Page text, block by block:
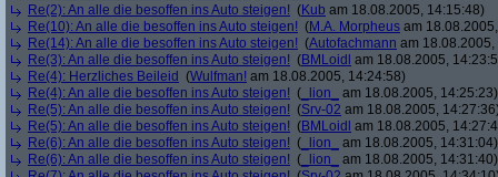
Re(2): An alle die besoffen ins Auto steigen! (Kub am 18.08.2005, 14:15:48)
Re(10): An alle die besoffen ins Auto steigen! (M.A. Morpheus am
Re(14): An alle die besoffen ins Auto steigen! (Autofachmann am
Re(3): An alle die besoffen ins Auto steigen! (BMLoidl am 18.08.2005,
Re(4): Herzliches Beileid (Wulfman! am 18.08.2005, 14:24:58)
Re(4): An alle die besoffen ins Auto steigen! ( _lion_
am 18.08.2005, 14:25:23)
Re(5): An alle die besoffen ins Auto steigen! (Srv-02 am 18.08.2005,
Re(5): An alle die besoffen ins Auto steigen! (BMLoidl am 18.08.2005,
Re(6): An alle die besoffen ins Auto steigen! ( _lion_
am 18.08.2005, 14:31:04)
Re(6): An alle die besoffen ins Auto steigen! ( _lion_
am 18.08.2005, 14:31:40)